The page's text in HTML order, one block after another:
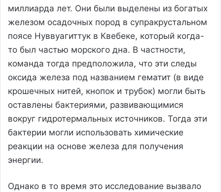
миллиарда лет. Они были выделены из богатых
железом осадочных пород в супракрустальном
поясе Нуввуагиттук в Квебеке, который когда-
то был частью морского дна. В частности,
команда тогда предположила, что эти следы
оксида железа под названием гематит (в виде
крошечных нитей, кнопок и трубок) могли быть
оставлены бактериями, развивающимися
вокруг гидротермальных источников. Тогда эти
бактерии могли использовать химические
реакции на основе железа для получения
энергии.
Однако в то время это исследование вызвало